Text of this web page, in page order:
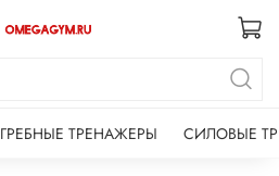
ГРЕБНЫЕ ТРЕНАЖЕРЫ СИЛОВЫЕ